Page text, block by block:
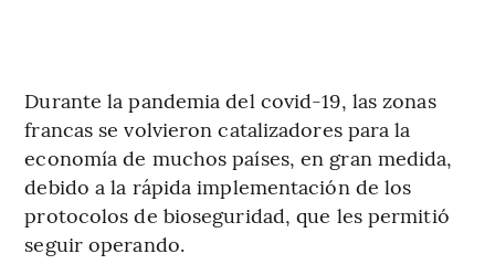
Durante la pandemia del covid-19, las zonas
francas se volvieron catalizadores para la
economía de muchos países, en gran medida,
debido a la rápida implementación de los
protocolos de bioseguridad, que les permitió
seguir operando.